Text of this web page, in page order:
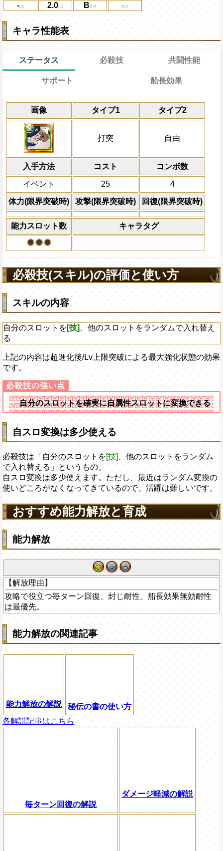
-
2.0 B
キャラ性能表
ステータス
画像 タイプ1 タイプ2
打突 自由
入手方法 コスト コンボ数
イベント 25 4
体力(限界突破時) 攻撃(限界突破時) 回復(限界突破時)
能力スロット数 キャラタグ
必殺技
通常
限界突破
通常時
自分のスロットを
、他のスロットを
上限突破
共闘性能
共闘性能
船長効果
冒険開始時の必殺タ
キャラの攻撃を
にし、他の属性キャ
必殺技
ターン数：8
敵1体のHPを25%減
体力の上限を無視し
×30倍の全プレイヤー
(最大体力の2倍上限
えている時、体力満
になる)、全プレイヤ
アクション
を30%下げ、自由タ
げる
サポート
効果
自分の基礎攻撃力と基礎体力の9%をサポ
の基礎攻撃力と基礎体力に上乗せする
エース 白ひげ
船長効果
通常時
技属性と力属性キャラの攻撃を1.75倍、
必殺技(スキル)の評価と使い方
スキルの内容
自分のスロットを [技]
、他のスロットをランダムで入れ替え
る
上記の内容は超進化後/Lv上限突破による最大強化状態の効果
です。
自分のスロットを確実に自属性スロットに変換できる
自スロ変換は多少使える
必殺技は「自分のスロットを[技]
、他のスロットをランダム
で入れ替える」というもの。
自スロ変換は多少使えます。ただし、最近はランダム変換の
使いどころがなくなってきているので、活躍は難しいです。
おすすめ能力解放と育成
能力解放
【解放理由】
攻略で役立つ毎ターン回復、封じ耐性、船長効果無効耐性
は最優先。
能力解放の関連記事
能力解放の解説
秘伝の書の使い方
各解説記事はこちら
毎ターン回復の解説
ダメージ軽減の解説